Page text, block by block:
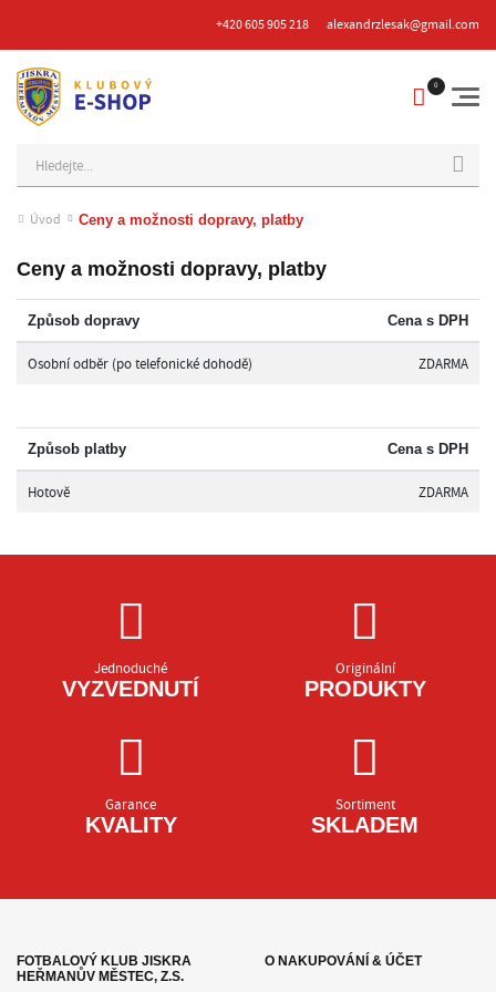
+420 605 905 218 alexandrzlesak@gmail.com
Úvod Ceny a možnosti dopravy, platby
Ceny a možnosti dopravy, platby
Způsob dopravy Cena s DPH
Osobní odběr (po telefonické dohodě) ZDARMA
Způsob platby Cena s DPH
Hotově ZDARMA
Jednoduché
VYZVEDNUTÍ
Originální
PRODUKTY
Garance
KVALITY
Sortiment
SKLADEM
FOTBALOVÝ KLUB JISKRA
HEŘMANŮV MĚSTEC, Z.S.
O NAKUPOVÁNÍ & ÚČET